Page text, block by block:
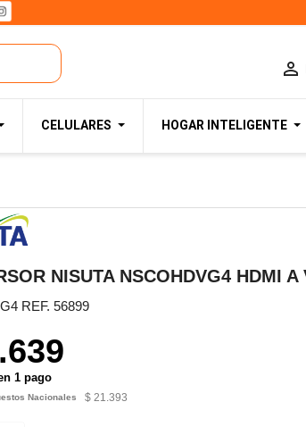

CELULARES HOGAR INTELIGENTE
NISUTA NSCOHDVG4 HDMI A
REF. 56899
1 pago
Nacionales $ 21.393